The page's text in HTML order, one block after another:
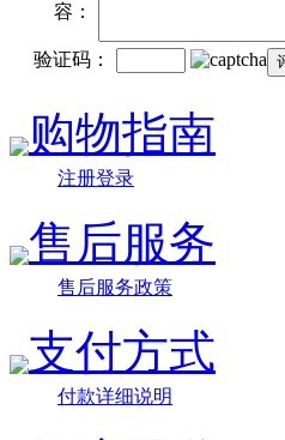
容：
验证码：
购物指南
注册登录
售后服务
售后服务政策
支付方式
付款详细说明